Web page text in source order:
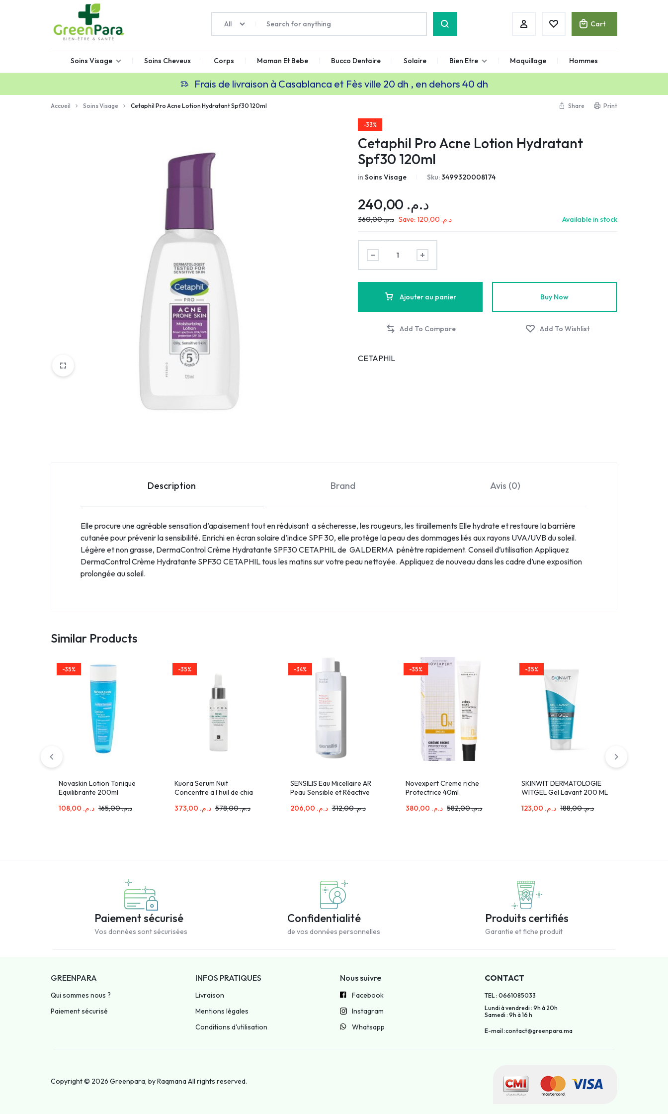
GREENPARA
Parapharmacie
Maroc
All Cart
Soins Visage Soins Cheveux Corps Maman Et Bebe Bucco Dentaire Solaire Bien Etre Maquillage Hommes
Frais de livraison à Casablanca et Fès ville 20 dh , en dehors 40 dh
Accueil Soins Visage Cetaphil Pro Acne Lotion Hydratant Spf30 120ml Share Print
-33%
Cetaphil Pro Acne Lotion Hydratant
Spf30 120ml
inSoins Visage Sku:3499320008174
د.م.
د.م.360,00 Save: د.م.120,00 Available in stock
Ajouter au panier Buy Now
CETAPHIL
Description Brand Avis (0)
Elle procure une agréable sensation d’apaisement tout en réduisant a sécheresse, les rougeurs, les tiraillements Elle hydrate et restaure la barrière
cutanée pour prévenir la sensibilité. Enrichi en écran solaire d’indice SPF 30, elle protège la peau des dommages liés aux rayons UVA/UVB du soleil.
Légère et non grasse, DermaControl Crème Hydratante SPF30 CETAPHIL de GALDERMA pénètre rapidement. Conseil d’utilisation Appliquez
DermaControl Crème Hydratante SPF30 CETAPHIL tous les matins sur votre peau nettoyée. Appliquez de nouveau dans les cadre d’une exposition
prolongée au soleil.
Similar Products
-35%
Novaskin Lotion Tonique
Equilibrante 200ml
د.م.
د.م.165,00
-35%
Kuora Serum Nuit
Concentre a l’huil de chia
د.م. د.م.578,00
-34%
SENSILIS Eau Micellaire AR
Peau Sensible et Réactive
د.م. د.م.312,00
-35%
Novexpert Creme riche
Protectrice 40ml
د.م.
د.م.582,00
-35%
SKINWIT DERMATOLOGIE
WITGEL Gel Lavant 200 ML
د.م.
د.م.188,00
Paiement sécurisé
Vos données sont sécurisées
Confidentialité
de vos données personnelles
Produits certifiés
Garantie et fiche produit
GREENPARA
Qui sommes nous ?
Paiement sécurisé
INFOS PRATIQUES
Livraison
Mentions légales
Conditions d'utilisation
Nous suivre
Facebook
Instagram
Whatsapp
CONTACT
TEL : 0661085033
Lundi à vendredi : 9h à 20h
Samedi : 9h à 16 h
E-mail :contact@greenpara.ma
Copyright © 2026 Greenpara, byRaqmanaAll rights reserved.